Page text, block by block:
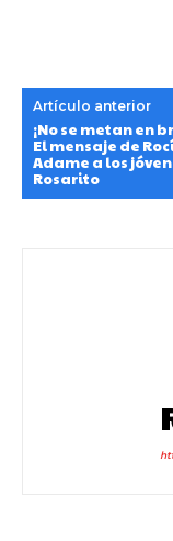
Artículo anterior
¡No se metan en
El mensaje de
Adame a los
Rosarito